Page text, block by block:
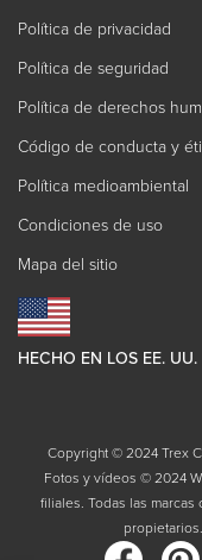
Política de privacidad
Política de seguridad
Política de derechos
Código de conducta y
Política medioambiental
Condiciones de uso
Mapa del sitio
HECHO EN LOS EE. UU.
Copyright © 2024 Trex
Fotos y vídeos © 2024
filiales. Todas las